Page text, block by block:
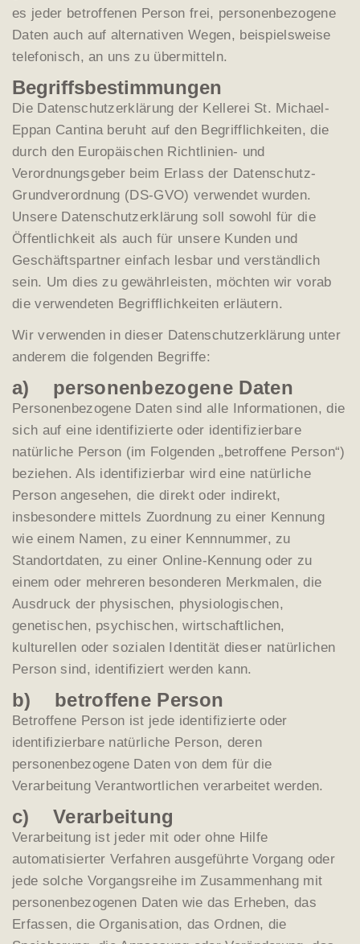
es jeder betroffenen Person frei, personenbezogene
Daten auch auf alternativen Wegen, beispielsweise
telefonisch, an uns zu übermitteln.
Begriffsbestimmungen
Die Datenschutzerklärung der Kellerei St. Michael-
Eppan Cantina beruht auf den Begrifflichkeiten, die
durch den Europäischen Richtlinien- und
Verordnungsgeber beim Erlass der Datenschutz-
Grundverordnung (DS-GVO) verwendet wurden.
Unsere Datenschutzerklärung soll sowohl für die
Öffentlichkeit als auch für unsere Kunden und
Geschäftspartner einfach lesbar und verständlich
sein. Um dies zu gewährleisten, möchten wir vorab
die verwendeten Begrifflichkeiten erläutern.
Wir verwenden in dieser Datenschutzerklärung unter
anderem die folgenden Begriffe:
a) personenbezogene Daten
Personenbezogene Daten sind alle Informationen, die
sich auf eine identifizierte oder identifizierbare
natürliche Person (im Folgenden „betroffene Person“)
beziehen. Als identifizierbar wird eine natürliche
Person angesehen, die direkt oder indirekt,
insbesondere mittels Zuordnung zu einer Kennung
wie einem Namen, zu einer Kennnummer, zu
Standortdaten, zu einer Online-Kennung oder zu
einem oder mehreren besonderen Merkmalen, die
Ausdruck der physischen, physiologischen,
genetischen, psychischen, wirtschaftlichen,
kulturellen oder sozialen Identität dieser natürlichen
Person sind, identifiziert werden kann.
b) betroffene Person
Betroffene Person ist jede identifizierte oder
identifizierbare natürliche Person, deren
personenbezogene Daten von dem für die
Verarbeitung Verantwortlichen verarbeitet werden.
c) Verarbeitung
Verarbeitung ist jeder mit oder ohne Hilfe
automatisierter Verfahren ausgeführte Vorgang oder
jede solche Vorgangsreihe im Zusammenhang mit
personenbezogenen Daten wie das Erheben, das
Erfassen, die Organisation, das Ordnen, die